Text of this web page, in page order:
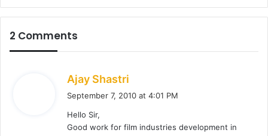
2 Comments
Ajay Shastri
:
September 7, 2010 at 4:01 PM
Hello Sir,
Good work for film industries development in